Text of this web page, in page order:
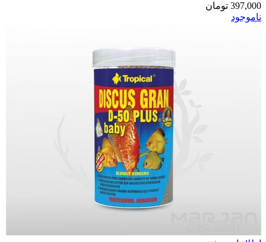
397,000 تومان
ناموجود